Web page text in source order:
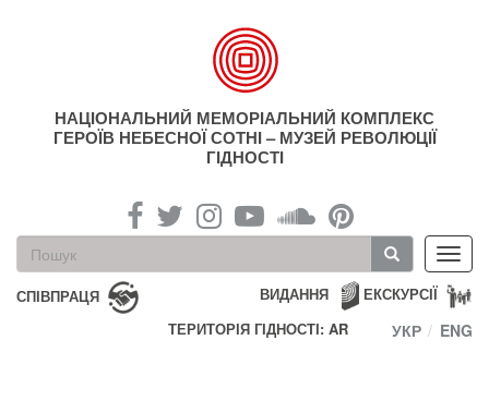
НАЦІОНАЛЬНИЙ МЕМОРІАЛЬНИЙ КОМПЛЕКС
ГЕРОЇВ НЕБЕСНОЇ СОТНІ – МУЗЕЙ РЕВОЛЮЦІЇ
ГІДНОСТІ
Пошукова
форма
Пошук
СПІВПРАЦЯ ЕКСКУРСІЇ
ВИДАННЯ
ТЕРИТОРІЯ ГІДНОСТІ: AR
УКР ENG